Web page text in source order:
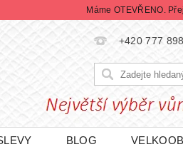
Máme OTEVŘENO.
+420 777
BLOG